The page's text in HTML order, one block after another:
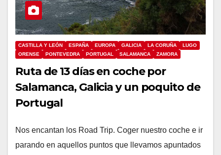
CASTILLA Y LEÓN ESPAÑA EUROPA GALICIA LA CORUÑA
LUGO
ORENSE
PONTEVEDRA PORTUGAL SALAMANCA ZAMORA
Ruta de 13 días en coche por
Salamanca, Galicia y un poquito de
Portugal
Nos encantan los Road Trip. Coger nuestro coche e ir
parando en aquellos puntos que llevamos apuntados